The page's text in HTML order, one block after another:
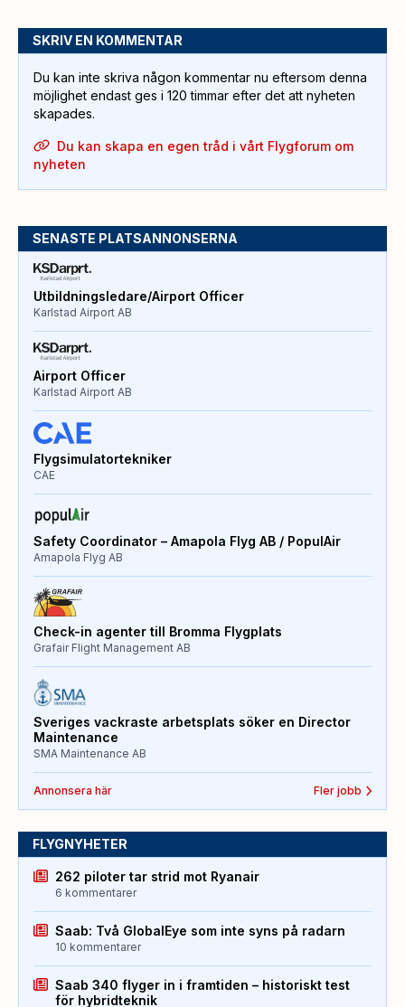
SKRIV EN KOMMENTAR
Du kan inte skriva någon kommentar nu eftersom denna
möjlighet endast ges i 120 timmar efter det att nyheten
skapades.
Du kan skapa en egen tråd i vårt Flygforum om
nyheten
SENASTE PLATSANNONSERNA
Utbildningsledare/Airport Officer
Karlstad Airport AB
Airport Officer
Karlstad Airport AB
Flygsimulatortekniker
CAE
Safety Coordinator – Amapola Flyg AB / PopulAir
Amapola Flyg AB
Check-in agenter till Bromma Flygplats
Grafair Flight Management AB
Sveriges vackraste arbetsplats söker en Director
Maintenance
SMA Maintenance AB
Annonsera här Fler jobb
FLYGNYHETER
262 piloter tar strid mot Ryanair
6 kommentarer
Saab: Två GlobalEye som inte syns på radarn
10 kommentarer
Saab 340 flyger in i framtiden – historiskt test
för hybridteknik